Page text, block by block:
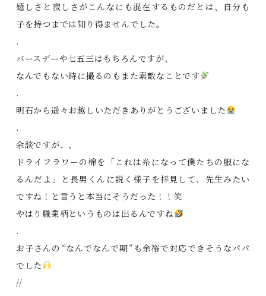
嬉しさと寂しさがこんなにも混在するものだとは、自分も
子を持つまでは知り得ませんでした。
.
バースデーや七五三はもちろんですが、
なんでもない時に撮るのもまた素敵なことです
.
明石から遥々お越しいただきありがとうございました
.
余談ですが、、
ドライフラワーの棉を「これは糸になって僕たちの服にな
るんだよ」と長男くんに説く様子を拝見して、先生みたい
ですね！と言うと本当にそうだった！！笑
やはり職業柄というものは出るんですね
.
お子さんの“なんでなんで期”も余裕で対応できそうなパパ
でした
//